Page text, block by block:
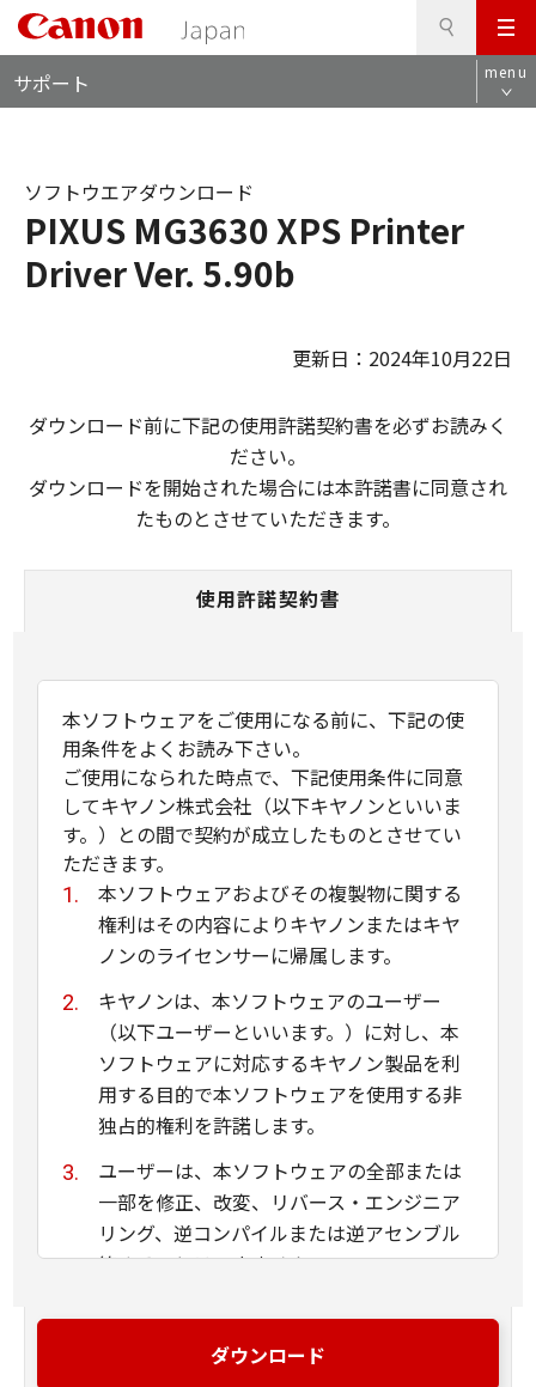
メ
ニ
ュ
サポート menu
PIXUS MG3630 XPS Printer
Driver Ver. 5.90b
ソフトウエアダウンロード
更新日：2024年10月22日
ダウンロード前に下記の使用許諾契約書を必ずお読みく
ださい。
ダウンロードを開始された場合には本許諾書に同意され
たものとさせていただきます。
使用許諾契約書
本ソフトウェアをご使用になる前に、下記の使
用条件をよくお読み下さい。
ご使用になられた時点で、下記使用条件に同意
してキヤノン株式会社（以下キヤノンといいま
す。）との間で契約が成立したものとさせてい
ただきます。
本ソフトウェアおよびその複製物に関する
権利はその内容によりキヤノンまたはキヤ
ノンのライセンサーに帰属します。
キヤノンは、本ソフトウェアのユーザー
（以下ユーザーといいます。）に対し、本
ソフトウェアに対応するキヤノン製品を利
用する目的で本ソフトウェアを使用する非
独占的権利を許諾します。
ユーザーは、本ソフトウェアの全部または
一部を修正、改変、リバース・エンジニア
リング、逆コンパイルまたは逆アセンブル
等することはできません。
ン株式会社およびキヤノンのライセンサー
は、本ソフトウェアがユーザーの特定の目
ダウンロード